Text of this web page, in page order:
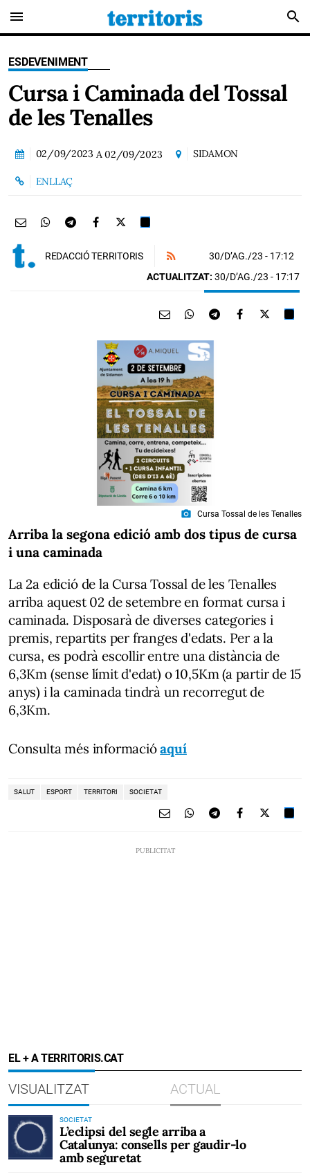
menu search
ESDEVENIMENT
Cursa i Caminada del Tossal
de les Tenalles
02/09/2023 A02/09/2023 SIDAMON
ENLLAÇ
REDACCIÓ TERRITORIS 30/D’AG./23 - 17:12
ACTUALITZAT: 30/D’AG./23 - 17:17
photo_camera Cursa Tossal de les Tenalles
Arriba la segona edició amb dos tipus de cursa
i una caminada
La 2a edició de la Cursa Tossal de les Tenalles
arriba aquest 02 de setembre en format cursa i
caminada. Disposarà de diverses categories i
premis, repartits per franges d'edats. Per a la
cursa, es podrà escollir entre una distància de
6,3Km (sense límit d'edat) o 10,5Km (a partir de 15
anys) i la caminada tindrà un recorregut de
6,3Km.
Consulta més informacióaquí
SALUT ESPORT TERRITORI SOCIETAT
EL + A TERRITORIS.CAT
VISUALITZAT ACTUAL
SOCIETAT
L’eclipsi del segle arriba a
Catalunya: consells per gaudir-lo
amb seguretat